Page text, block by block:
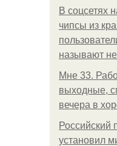
В соцсетях
чипсы из
называют
Мне 33.
выходные,
вечера в
Российский
установил